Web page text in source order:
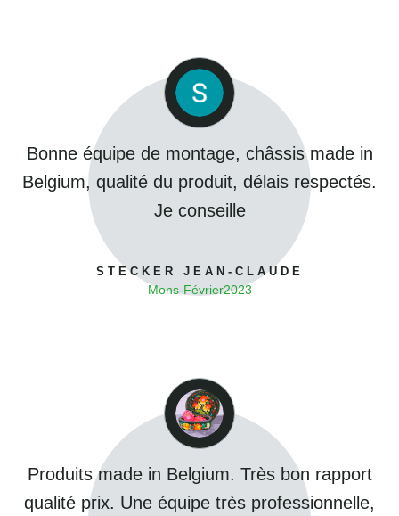
Bonne équipe de montage, châssis made in
Belgium, qualité du produit, délais respectés.
Je conseille
STECKER JEAN-CLAUDE
Mons-Février2023
Produits made in Belgium. Très bon rapport
qualité prix. Une équipe très professionnelle,